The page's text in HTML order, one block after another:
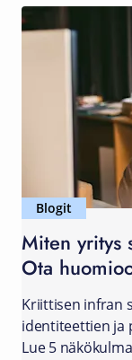
Blogit
Miten yritys
Ota
Kriittisen infran
identiteettien ja
Lue 5